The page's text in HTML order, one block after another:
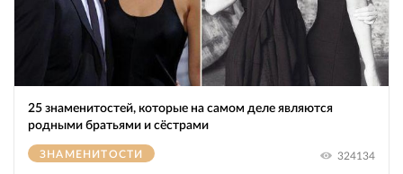
25 знаменитостей, которые на самом деле являются
родными братьями и сёстрами
ЗНАМЕНИТОСТИ 324134